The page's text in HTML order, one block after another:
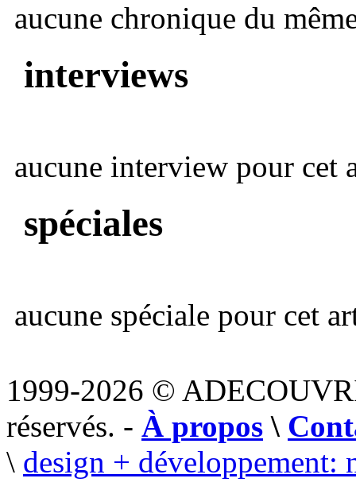
aucune chronique du
interviews
aucune interview pour cet
spéciales
aucune spéciale pour cet
1999-2026 ©
réservés. - À propos \
\ design + développement: